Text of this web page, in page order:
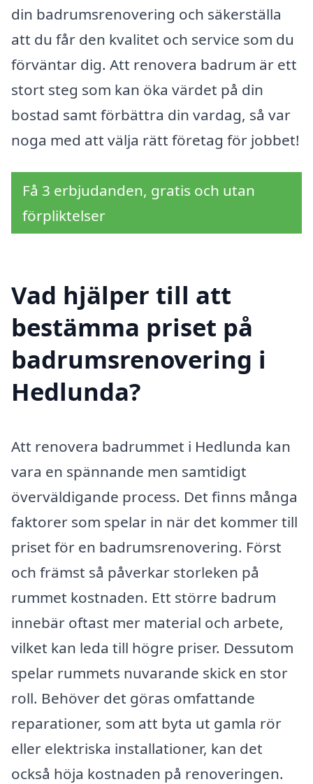
din badrumsrenovering och säkerställa
att du får den kvalitet och service som du
förväntar dig. Att renovera badrum är ett
stort steg som kan öka värdet på din
bostad samt förbättra din vardag, så var
noga med att välja rätt företag för jobbet!
Få 3 erbjudanden, gratis och utan
förpliktelser
Vad hjälper till att
bestämma priset på
badrumsrenovering i
Hedlunda?
Att renovera badrummet i Hedlunda kan
vara en spännande men samtidigt
överväldigande process. Det finns många
faktorer som spelar in när det kommer till
priset för en badrumsrenovering. Först
och främst så påverkar storleken på
rummet kostnaden. Ett större badrum
innebär oftast mer material och arbete,
vilket kan leda till högre priser. Dessutom
spelar rummets nuvarande skick en stor
roll. Behöver det göras omfattande
reparationer, som att byta ut gamla rör
eller elektriska installationer, kan det
också höja kostnaden på renoveringen.